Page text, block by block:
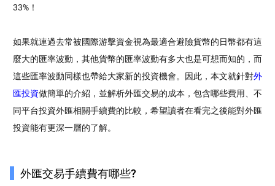
33%！
如果就連過去常被國際游擊資金視為最適合避險貨幣的日幣都有這
麼大的匯率波動，其他貨幣的匯率波動有多大也是可想而知的，而
這些匯率波動同樣也帶給大家新的投資機會。因此，本文就針對外
匯投資做簡單的介紹，並解析外匯交易的成本，包含哪些費用、不
同平台投資外匯相關手續費的比較，希望讀者在看完之後能對外匯
投資能有更深一層的了解。
外匯交易手續費有哪些?